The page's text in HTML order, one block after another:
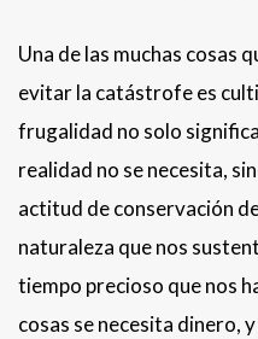
Una de las muchas cosas
evitar la catástrofe es
frugalidad no solo
realidad no se necesita,
actitud de conservación
naturaleza que nos
tiempo precioso que nos
cosas se necesita dinero,